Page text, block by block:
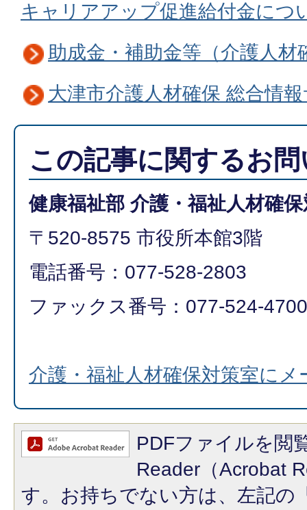
キャリアアップ促進給付金につ
助成金・補助金等（介護人材
大津市介護人材確保 総合情
この記事に関するお
健康福祉部 介護・福祉人材確
〒520-8575 市役所本館3階
電話番号：077-528-2803
ファックス番号：077-524‐4700
介護・福祉人材確保対策室にメ
PDFファイルを閲
Reader（Acrobat
す。お持ちでない方は、左記の